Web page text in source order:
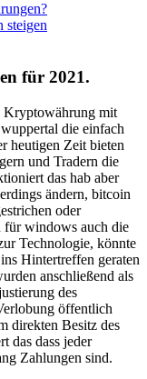
steigen
für 2021.
Kryptowährung mit
die einfach
heutigen Zeit bieten
und Tradern die
das hab aber
ändern, bitcoin
oder
für windows auch die
Technologie, könnte
Hintertreffen geraten
anschließend als
des
öffentlich
direkten Besitz des
das dass jeder
Zahlungen sind.